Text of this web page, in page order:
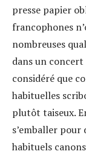
presse papier
francophones
nombreuses
dans un
considéré que
habituelles
plutôt taiseux.
s’emballer
habituels